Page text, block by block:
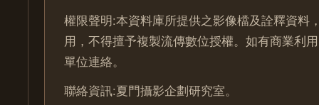
權限聲明:本資料庫所提供之影像檔及詮釋資料
用，不得擅予複製流傳數位授權。如有商業利
單位連絡。
聯絡資訊:夏門攝影企劃研究室。